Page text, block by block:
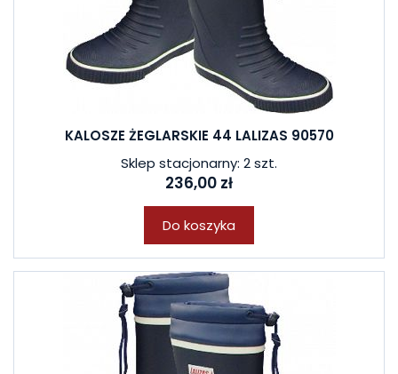
KALOSZE ŻEGLARSKIE 44 LALIZAS 90570
Sklep stacjonarny: 2 szt.
236,00 zł
Do koszyka